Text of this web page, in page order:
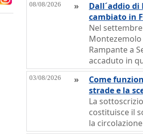
08/08/2026 »
Dall´addio di
cambiato in
Nel
Montezemolo
Rampante a
accaduto in
03/08/2026 »
Come
strade e la
La
costituisce il
la